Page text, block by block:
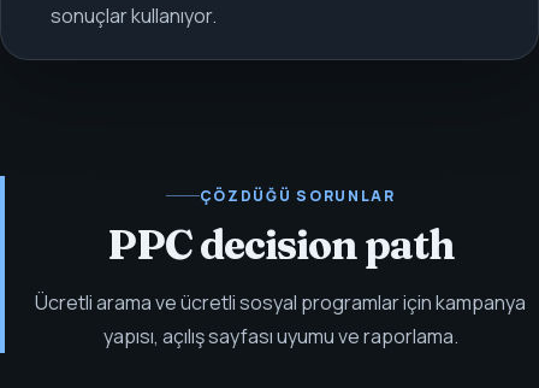
sonuçlar kullanıyor.
ÇÖZDÜĞÜ SORUNLAR
PPC decision path
Ücretli arama ve ücretli sosyal programlar için kampanya
yapısı, açılış sayfası uyumu ve raporlama.